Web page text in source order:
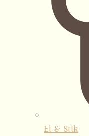
El & Stik